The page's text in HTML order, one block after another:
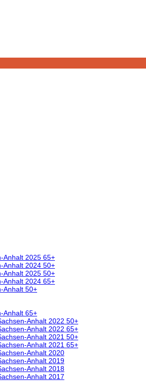
Anhalt 2025 65+
Anhalt 2024 50+
Anhalt 2025 50+
Anhalt 2024 65+
Anhalt 50+
Anhalt 65+
Anhalt 2022 50+
Anhalt 2022 65+
Anhalt 2021 50+
Anhalt 2021 65+
Anhalt 2020
Anhalt 2019
Anhalt 2018
Anhalt 2017